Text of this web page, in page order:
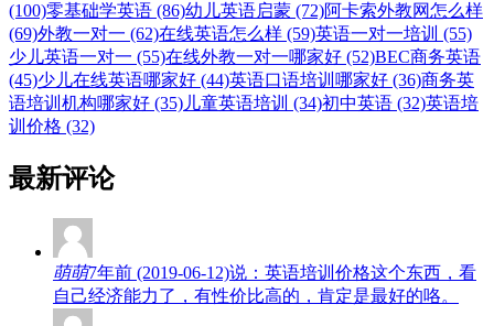
(100)零基础学英语 (86)幼儿英语启蒙 (72)阿卡索外教网怎么样
(69)外教一对一 (62)在线英语怎么样 (59)英语一对一培训 (55)
少儿英语一对一 (55)在线外教一对一哪家好 (52)BEC商务英语
(45)少儿在线英语哪家好 (44)英语口语培训哪家好 (36)商务英
语培训机构哪家好 (35) 儿童英语培训 (34)初中英语 (32)英语培
训价格 (32)
最新评论
萌萌7年前 (2019-06-12)说：英语培训价格这个东西，看
自己经济能力了，有性价比高的，肯定是最好的咯。